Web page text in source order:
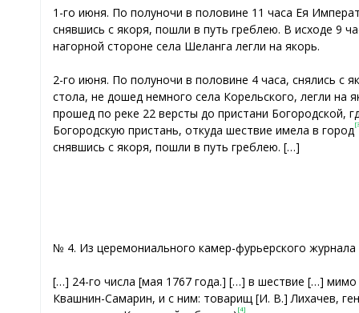
1-го июня. По полуночи в половине 11 часа Ея
снявшись с якоря, пошли в путь греблею. В исходе 9
нагорной стороне села Шеланга легли на якорь.
2-го июня. По полуночи в половине 4 часа, снялись с
стола, не дошед немного села Корельского, легли на
прошед по реке 22 версты до пристани Богородской,
Богородскую пристань, откуда шествие имела в город
снявшись с якоря, пошли в путь греблею. […]
№ 4. Из церемониального камер-фурьерского журнала
[…] 24-го числа [мая 1767 года.] […] в шествие […] мимо
Квашнин-Самарин, и с ним: товарищ [И. В.] Лихачев,
[4]